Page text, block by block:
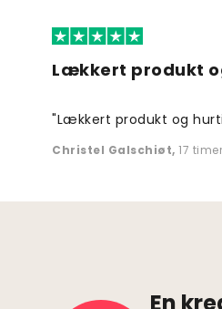
Lækkert produkt
"Lækkert produkt og
Christel Galschiøt, 17
En